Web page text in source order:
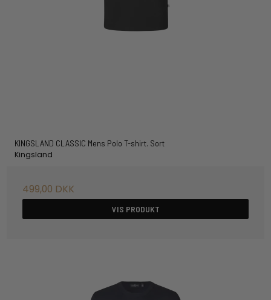
KINGSLAND CLASSIC Mens Polo T-shirt. Sort
Kingsland
499,00 DKK
VIS PRODUKT